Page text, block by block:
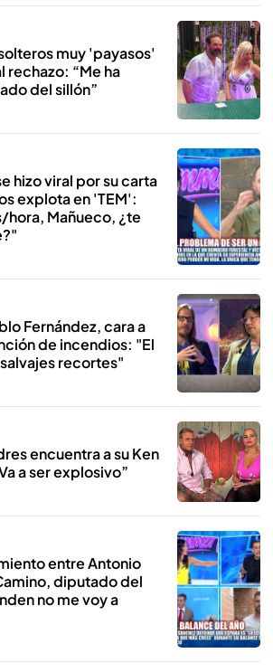
muy 'payasos'
rechazo: “Me ha
del sillón”
hizo viral por su carta
explota en 'TEM':
hora, Mañueco, ¿te
Fernández, cara a
de incendios: "El
recortes"
encuentra a su Ken
a ser explosivo”
entre Antonio
diputado del
no me voy a